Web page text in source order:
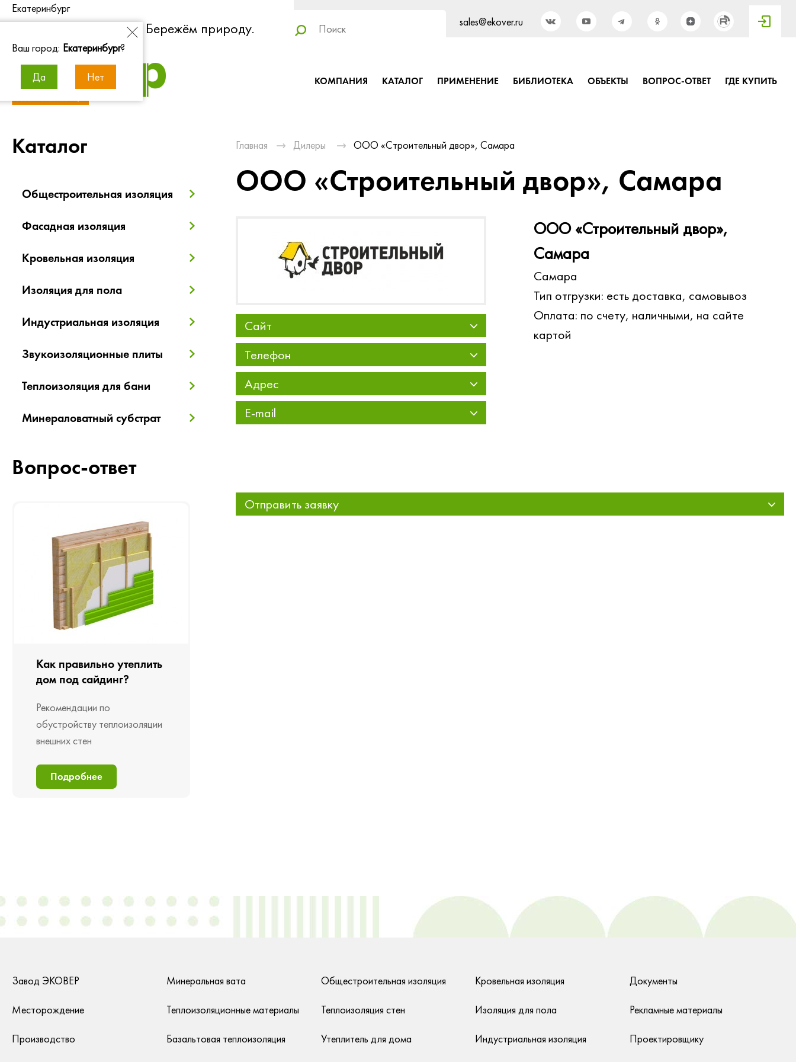
Екатеринбург
Ваш город: Екатеринбург?
Да Нет
Экономим энергию. Бережём природу. sales@ekover.ru
КОМПАНИЯ КАТАЛОГ ПРИМЕНЕНИЕ БИБЛИОТЕКА ОБЪЕКТЫ ВОПРОС-ОТВЕТ ГДЕ КУПИТЬ
Каталог
Общестроительная изоляция
Фасадная изоляция
Кровельная изоляция
Изоляция для пола
Индустриальная изоляция
Звукоизоляционные плиты
Теплоизоляция для бани
Минераловатный субстрат
Вопрос-ответ
Как правильно утеплить
дом под сайдинг?
Рекомендации по
обустройству теплоизоляции
внешних стен
Подробнее
Главная Дилеры ООО «Строительный двор», Самара
ООО «Строительный двор», Самара
Сайт
Телефон
Адрес
E-mail
ООО «Строительный двор»,
Самара
Самара
Тип отгрузки: есть доставка, самовывоз
Оплата: по счету, наличными, на сайте
картой
Отправить заявку
Завод ЭКОВЕР Минеральная вата Общестроительная изоляция Кровельная изоляция Документы
Месторождение Теплоизоляционные материалы Теплоизоляция стен Изоляция для пола Рекламные материалы
Производство Базальтовая теплоизоляция Утеплитель для дома Индустриальная изоляция Проектировщику